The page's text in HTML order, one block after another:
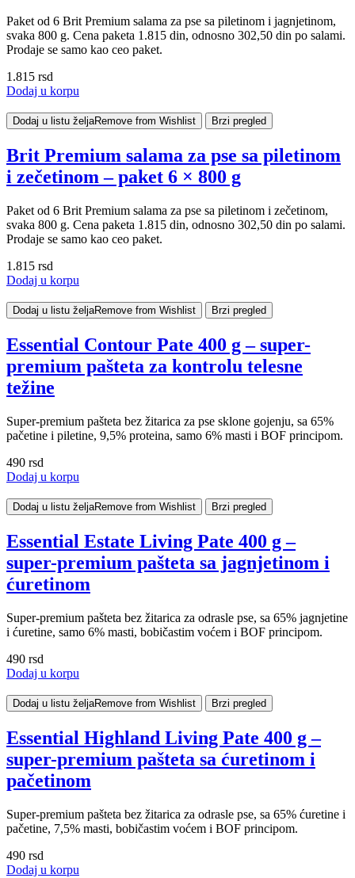
Paket od 6 Brit Premium salama za pse sa piletinom i jagnjetinom,
svaka 800 g. Cena paketa 1.815 din, odnosno 302,50 din po salami.
Prodaje se samo kao ceo paket.
1.815 rsd
Dodaj u korpu
Dodaj u listu željaRemove from Wishlist Brzi pregled
Brit Premium salama za pse sa piletinom
i zečetinom – paket 6 × 800 g
Paket od 6 Brit Premium salama za pse sa piletinom i zečetinom,
svaka 800 g. Cena paketa 1.815 din, odnosno 302,50 din po salami.
Prodaje se samo kao ceo paket.
1.815 rsd
Dodaj u korpu
Dodaj u listu željaRemove from Wishlist Brzi pregled
Essential Contour Pate 400 g – super-
premium pašteta za kontrolu telesne
težine
Super-premium pašteta bez žitarica za pse sklone gojenju, sa 65%
pačetine i piletine, 9,5% proteina, samo 6% masti i BOF principom.
490 rsd
Dodaj u korpu
Dodaj u listu željaRemove from Wishlist Brzi pregled
Essential Estate Living Pate 400 g –
super-premium pašteta sa jagnjetinom i
ćuretinom
Super-premium pašteta bez žitarica za odrasle pse, sa 65% jagnjetine
i ćuretine, samo 6% masti, bobičastim voćem i BOF principom.
490 rsd
Dodaj u korpu
Dodaj u listu željaRemove from Wishlist Brzi pregled
Essential Highland Living Pate 400 g –
super-premium pašteta sa ćuretinom i
pačetinom
Super-premium pašteta bez žitarica za odrasle pse, sa 65% ćuretine i
pačetine, 7,5% masti, bobičastim voćem i BOF principom.
490 rsd
Dodaj u korpu